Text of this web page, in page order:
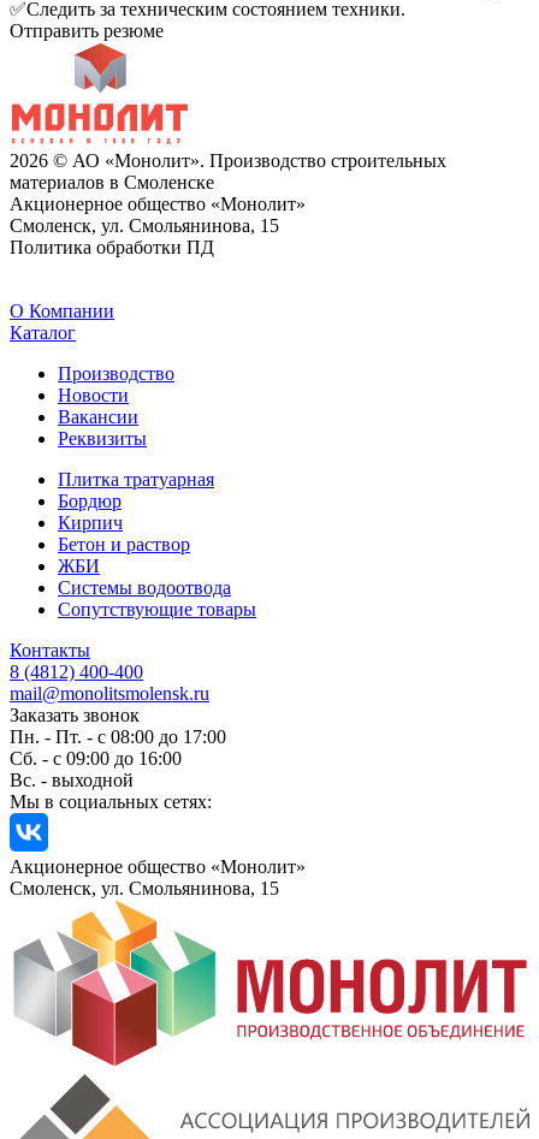
✅Следить за техническим состоянием техники.
Отправить резюме
2026 © АО «Монолит». Производство строительных
материалов в Смоленске
Акционерное общество «Монолит»
Смоленск, ул. Смольянинова, 15
Политика обработки ПД
O Компании
Каталог
Производство
Новости
Вакансии
Реквизиты
Плитка тратуарная
Бордюр
Кирпич
Бетон и раствор
ЖБИ
Системы водоотвода
Сопутствующие товары
Контакты
8 (4812) 400-400
mail@monolitsmolensk.ru
Заказать звонок
Пн. - Пт. - с 08:00 до 17:00
Сб. - с 09:00 до 16:00
Вс. - выходной
Мы в социальных сетях:
Акционерное общество «Монолит»
Смоленск, ул. Смольянинова, 15